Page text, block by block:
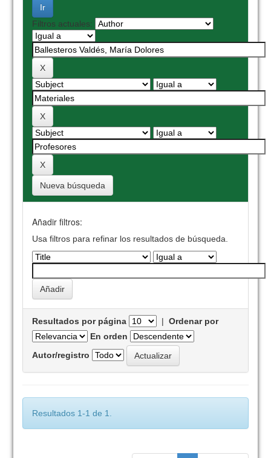
Filtros actuales:
Nueva búsqueda
Añadir filtros:
Usa filtros para refinar los resultados de búsqueda.
Resultados por página |Ordenar por
En orden
Autor/registro
Resultados 1-1 de 1.